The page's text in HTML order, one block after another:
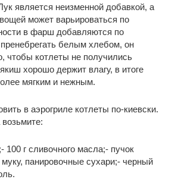
является неизменной добавкой, а
может варьироваться по
в фарш добавляются по
белым хлебом, он
чтобы котлеты не получились
хорошо держит влагу, в итоге
мягким и нежным.
в аэрогриле котлеты по-киевски.
100 г сливочного масла;- пучок
панировочные сухари;- черный